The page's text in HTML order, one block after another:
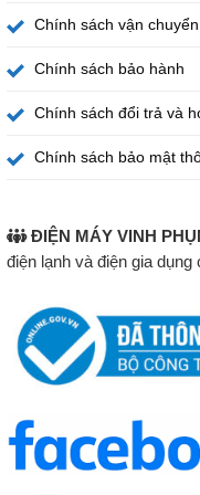
mức làm lạnh. Nếu
vừa phải để tránh làm
Sau mỗi lần thay đổi
bên trong cần thời gian
Chính sách vận chuyển
Chính sách bảo hành
Chính sách đổi trả và
Chính sách bảo mật
ĐIỆN MÁY VINH
điện lạnh và điện gia dụng